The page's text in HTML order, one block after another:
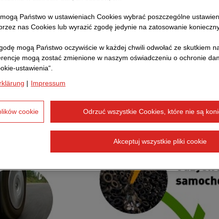
cennym źródłem surowców. Współczesna opona jest
technologicznie produktem, zawierającym wysokiej
których są np.: kauczuk naturalny oraz syntetyczny,
polimery, sadza techniczna będąca silnym
polimerów.
Państwo w ustawieniach Cookies wybrać poszczególne
nas Cookies lub wyrazić zgodę jedynie na zatosowanie
mogą Państwo oczywiście w każdej chwili odwołać ze skutkiem
mogą zostać zmienione w naszym oświadczeniu o ochronie
ustawienia“.
| Impressum
Odrzuć wszystkie Cookies, które nie są
Akceptuj wszystkie pliki cookie
cookie